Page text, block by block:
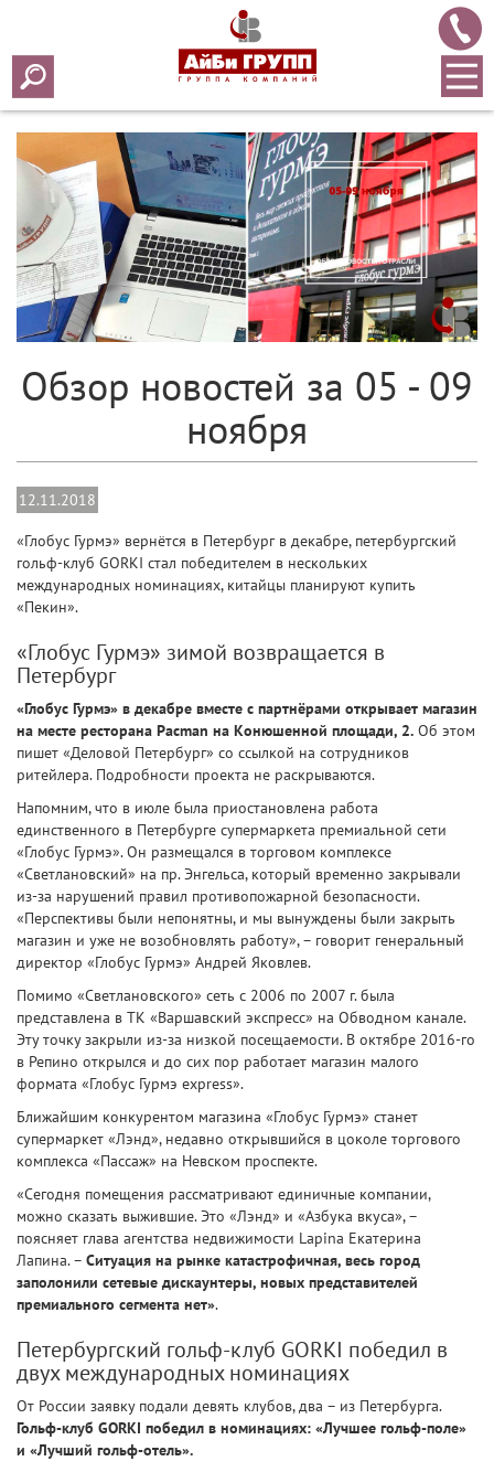
Array ( [0] => 2018 [1] => 11 [2] => 12 [3] => 321 )
Обзор новостей за 05 - 09
ноября
12.11.2018
«Глобус Гурмэ» вернётся в Петербург в декабре, петербургский
гольф-клуб GORKI стал победителем в нескольких
международных номинациях, китайцы планируют купить
«Пекин».
«Глобус Гурмэ» зимой возвращается в
Петербург
«Глобус Гурмэ» в декабре вместе с партнёрами открывает магазин
на месте ресторана Pacman на Конюшенной площади, 2. Об этом
пишет «Деловой Петербург» со ссылкой на сотрудников
ритейлера. Подробности проекта не раскрываются.
Напомним, что в июле была приостановлена работа
единственного в Петербурге супермаркета премиальной сети
«Глобус Гурмэ». Он размещался в торговом комплексе
«Светлановский» на пр. Энгельса, который временно закрывали
из-за нарушений правил противопожарной безопасности.
«Перспективы были непонятны, и мы вынуждены были закрыть
магазин и уже не возобновлять работу», – говорит генеральный
директор «Глобус Гурмэ» Андрей Яковлев.
Помимо «Светлановского» сеть с 2006 по 2007 г. была
представлена в ТК «Варшавский экспресс» на Обводном канале.
Эту точку закрыли из-за низкой посещаемости. В октябре 2016-го
в Репино открылся и до сих пор работает магазин малого
формата «Глобус Гурмэ express».
Ближайшим конкурентом магазина «Глобус Гурмэ» станет
супермаркет «Лэнд», недавно открывшийся в цоколе торгового
комплекса «Пассаж» на Невском проспекте.
«Сегодня помещения рассматривают единичные компании,
можно сказать выжившие. Это «Лэнд» и «Азбука вкуса», –
поясняет глава агентства недвижимости Lapina Екатерина
Лапина. – Ситуация на рынке катастрофичная, весь город
заполонили сетевые дискаунтеры, новых представителей
премиального сегмента нет».
Петербургский гольф-клуб GORKI победил в
двух международных номинациях
От России заявку подали девять клубов, два – из Петербурга.
Гольф-клуб GORKI победил в номинациях: «Лучшее гольф-поле»
и «Лучший гольф-отель».